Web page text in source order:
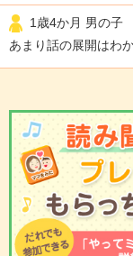
1歳4か月 男の子
あまり話の展開はわ